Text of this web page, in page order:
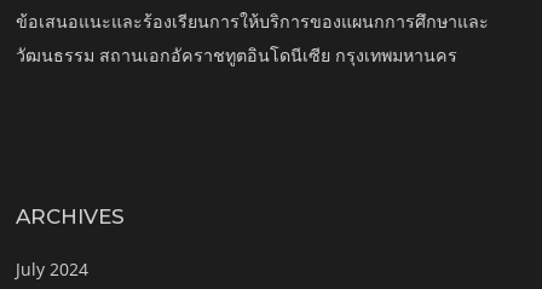
ข้อเสนอแนะและร้องเรียนการให้บริการของแผนกการศึกษาและ
วัฒนธรรม สถานเอกอัคราชทูตอินโดนีเซีย กรุงเทพมหานคร
ARCHIVES
July 2024